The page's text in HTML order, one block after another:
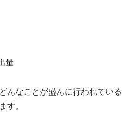
量
んなことが盛んに行われている
す。